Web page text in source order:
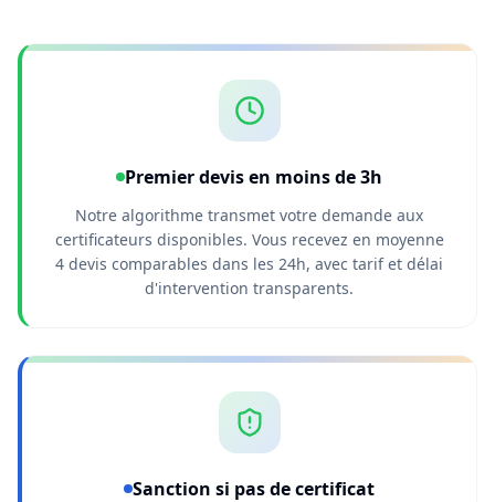
Premier devis en moins de 3h
Notre algorithme transmet votre demande aux
certificateurs disponibles. Vous recevez en moyenne
4 devis comparables dans les 24h, avec tarif et délai
d'intervention transparents.
Sanction si pas de certificat